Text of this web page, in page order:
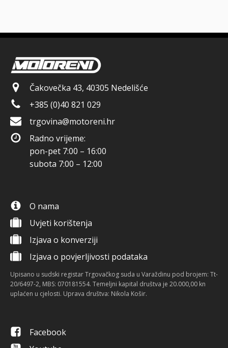
Čakovečka 43, 40305 Nedelišće
+385 (0)40 821 029
trgovina@motoreni.hr
Radno vrijeme:
pon-pet 7:00 – 16:00
subota 7:00 – 12:00
O nama
Uvjeti korištenja
Izjava o konverziji
Izjava o povjerljivosti podataka
Upisano u sudski registar Trgovačkog suda u Varaždinu pod brojem: Tt-
20/6497-2, MBS: 070181554. Temeljni kapital društva je 20.000,00 kn
uplaćen u cjelosti. Uprava društva: Nikola Košir.
Facebook